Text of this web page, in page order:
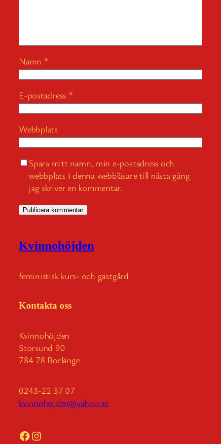
Namn *
E-postadress *
Webbplats
Spara mitt namn, min e-postadress och
webbplats i denna webbläsare till nästa gång
jag skriver en kommentar.
Kvinnohöjden
feministisk kurs- och gästgård
Kontakta oss
Kvinnohöjden
Storsund 90
784 78 Borlänge
0243-22 37 07
kvinnohojden@yahoo.se
Facebook Instagram